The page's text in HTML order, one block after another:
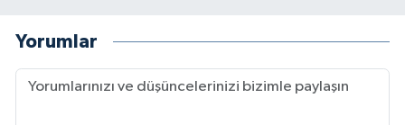
Yorumlar